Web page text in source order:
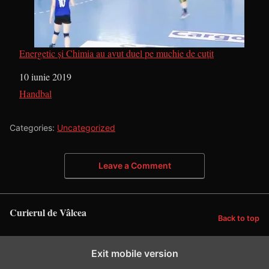
Energetic și Chimia au avut duel pe muchie de cuțit
Dată
10 iunie 2019
În legătură cu
Handbal
Categories: Uncategorized
Leave a Comment
Curierul de Vâlcea Back to top
Exit mobile version